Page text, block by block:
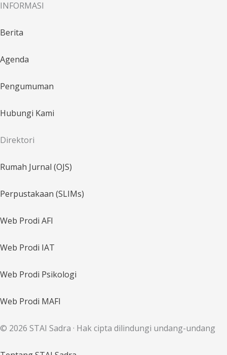
INFORMASI
Berita
Agenda
Pengumuman
Hubungi Kami
Direktori
Rumah Jurnal (OJS)
Perpustakaan (SLIMs)
Web Prodi AFI
Web Prodi IAT
Web Prodi Psikologi
Web Prodi MAFI
© 2026 STAI Sadra · Hak cipta dilindungi undang-undang